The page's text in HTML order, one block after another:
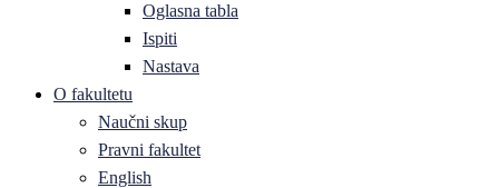
Oglasna tabla
Ispiti
Nastava
O fakultetu
Naučni skup
Pravni fakultet
English